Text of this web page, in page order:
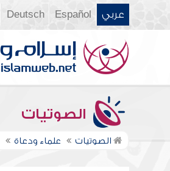
عربي Español
Deutsch
الصوتيات
الصوتيات علماء ودعاة